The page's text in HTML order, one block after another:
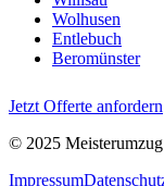
Wolhusen
Entlebuch
Beromünster
Jetzt Offerte anfordern
© 2025
Impressum